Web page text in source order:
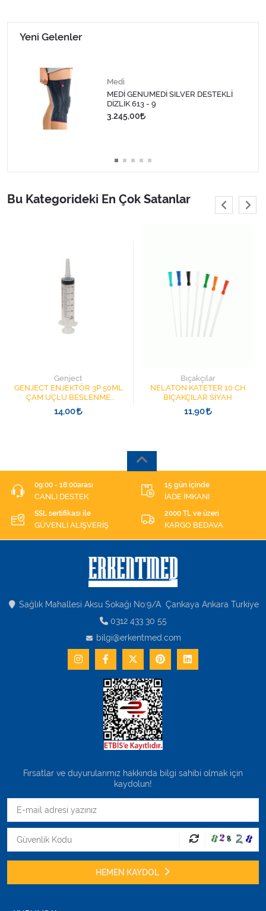
Tıbbi Tekstil Ürünleri
Varis Çorapları
Yeni Gelenler
Medi
MEDİ GENUMEDİ SILVER DESTEKLİ
DİZLİK 613 - 9
3.245,00
Bu Kategorideki En Çok Satanlar
Genject
GENJECT ENJEKTÖR 3P 50ML
ÇAM UÇLU BESLENME
ŞIRINGASI 1852412 KATATER
UÇLU
14,00
Bıçakçılar
NELATON KATETER 10 CH
BIÇAKÇILAR SİYAH
11,90
09:00 - 18:00arası
CANLI DESTEK
15 gün içinde
İADE İMKANI
SSL sertifikası ile
GÜVENLİ ALIŞVERİŞ
2000 TL ve üzeri
KARGO BEDAVA
Sağlık Mahallesi Aksu Sokağı No:9/A Çankaya Ankara Turkiye
0312 433 30 55
bilgi@erkentmed.com
Fırsatlar ve duyurularımız hakkında bilgi sahibi olmak için
kaydolun!
HEMEN KAYDOL